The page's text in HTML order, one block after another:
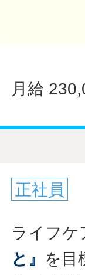
月給
正社員
ライフケ
と』 を目